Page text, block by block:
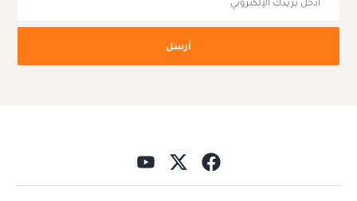
أرسل